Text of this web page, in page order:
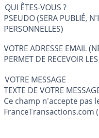
QUI ÊTES-VOUS ?
PSEUDO (SERA PUBLIÉ,
PERSONNELLES)
VOTRE ADRESSE EMAIL
PERMET DE RECEVOIR
VOTRE MESSAGE
Ce champ n'accepte pas
FranceTransactions.com